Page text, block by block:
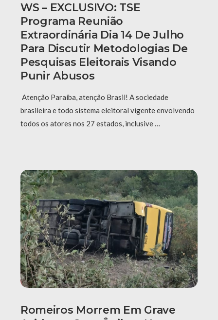
WS – EXCLUSIVO: TSE
Programa Reunião
Extraordinária Dia 14 De Julho
Para Discutir Metodologias De
Pesquisas Eleitorais Visando
Punir Abusos
Atenção Paraíba, atenção Brasil! A sociedade
brasileira e todo sistema eleitoral vigente envolvendo
todos os atores nos 27 estados, inclusive …
Romeiros Morrem Em Grave